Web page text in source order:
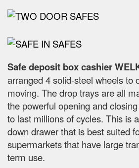
Safe deposit box cashier
arranged 4 solid-steel wheels to
moving. The drop trays are all
the powerful opening and
to last millions of cycles. This is
down drawer that is best suited
supermarkets that have large
term use.